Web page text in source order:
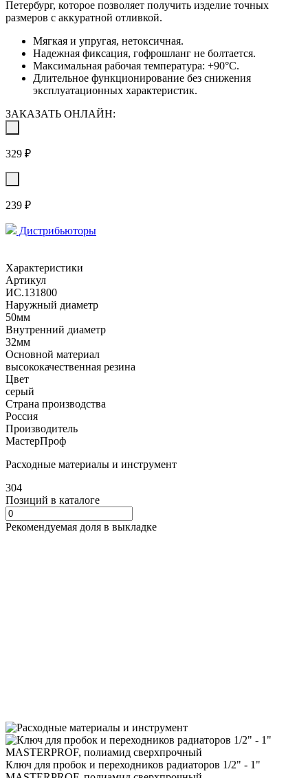
Петербург, которое позволяет получить изделие точных
размеров с аккуратной отливкой.
Мягкая и упругая, нетоксичная.
Надежная фиксация, гофрошланг не болтается.
Максимальная рабочая температура: +90°C.
Длительное функционирование без снижения
эксплуатационных характеристик.
ЗАКАЗАТЬ ОНЛАЙН:
329 ₽
239 ₽
Дистрибьюторы
Характеристики
Артикул
ИС.131800
Наружный диаметр
50мм
Внутренний диаметр
32мм
Основной материал
высококачественная резина
Цвет
серый
Страна производства
Россия
Производитель
МастерПроф
Расходные материалы и инструмент
304
Позиций в каталоге
Рекомендуемая доля в выкладке
Ключ для пробок и переходников радиаторов 1/2" - 1"